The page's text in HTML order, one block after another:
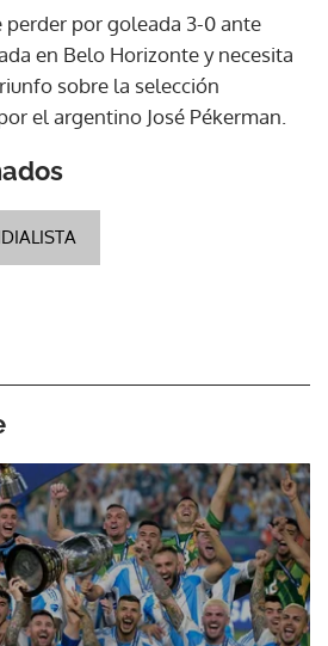
perder por goleada 3-0 ante
en Belo Horizonte y necesita
sobre la selección
el argentino José Pékerman.